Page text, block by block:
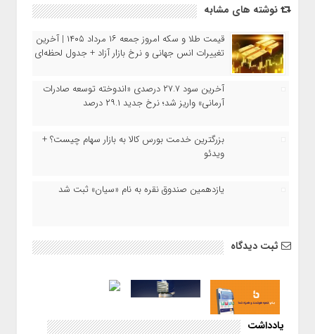
نوشته های مشابه
قیمت طلا و سکه امروز جمعه ۱۶ مرداد ۱۴۰۵ | آخرین
تغییرات انس جهانی و نرخ بازار آزاد + جدول لحظه‌ای
آخرین سود ۲۷.۷ درصدی «اندوخته توسعه صادرات
آرمانی» واریز شد؛ نرخ جدید ۲۹.۱ درصد
بزرگترین خدمت بورس کالا به بازار سهام چیست؟ +
ویدئو
یازدهمین صندوق نقره به نام «سیان» ثبت شد
ثبت دیدگاه
یادداشت